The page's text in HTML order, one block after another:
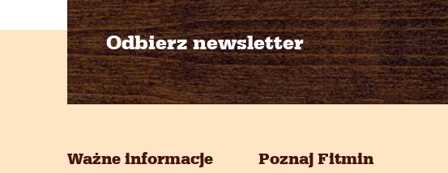
Odbierz newsletter
Ważne informacje Poznaj Fitmin